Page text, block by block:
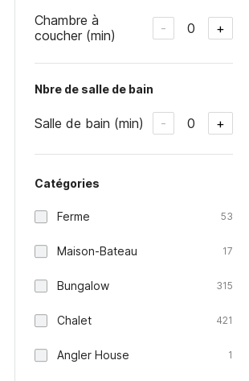
Chambre à
coucher (min)
- 0 +
Nbre de salle de bain
Salle de bain (min) - 0 +
Catégories
Ferme 53
Maison-Bateau 17
Bungalow 315
Chalet 421
Angler House 1